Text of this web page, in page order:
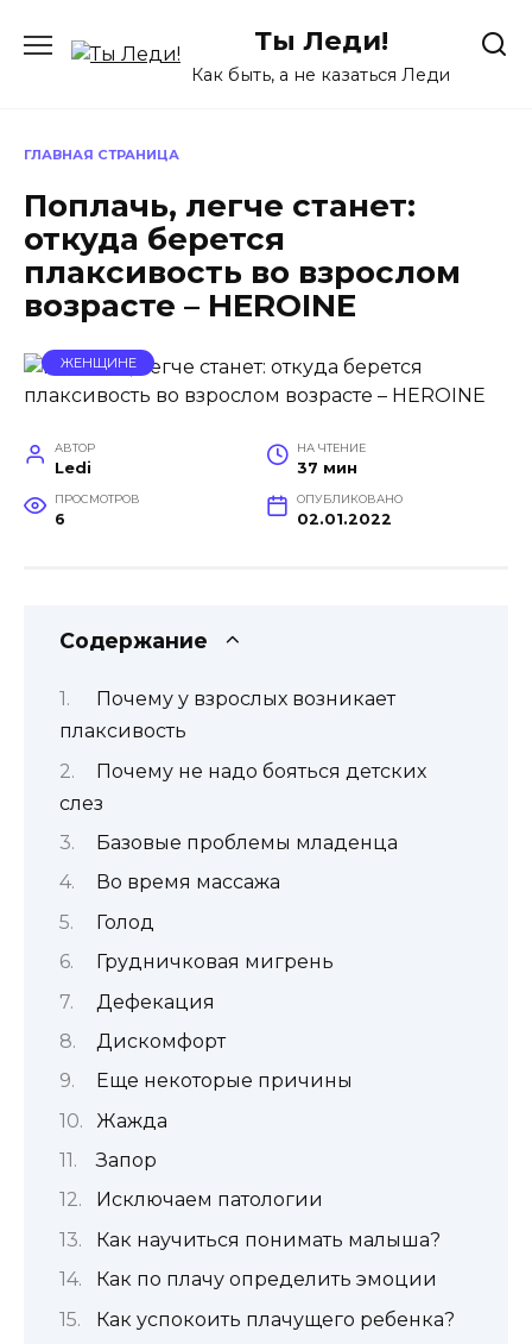
содержанию
Ты Леди!
Как быть, а не казаться Леди
ГЛАВНАЯ СТРАНИЦА
Поплачь, легче станет:
откуда берется
плаксивость во взрослом
возрасте – HEROINE
ЖЕНЩИНЕ
АВТОР
Ledi
НА ЧТЕНИЕ
37 мин
ПРОСМОТРОВ
6
ОПУБЛИКОВАНО
02.01.2022
Содержание
Почему у взрослых возникает
плаксивость
Почему не надо бояться детских
слез
Базовые проблемы младенца
Во время массажа
Голод
Грудничковая мигрень
Дефекация
Дискомфорт
Еще некоторые причины
Жажда
Запор
Исключаем патологии
Как научиться понимать малыша?
Как по плачу определить эмоции
Как успокоить плачущего ребенка?